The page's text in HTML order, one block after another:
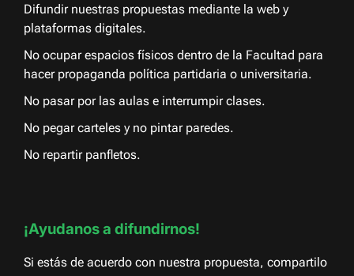
Difundir nuestras propuestas mediante la web y
plataformas digitales.
No ocupar espacios físicos dentro de la Facultad para
hacer propaganda política partidaria o universitaria.
No pasar por las aulas e interrumpir clases.
No pegar carteles y no pintar paredes.
No repartir panfletos.
¡Ayudanos a difundirnos!
Si estás de acuerdo con nuestra propuesta, compartilo